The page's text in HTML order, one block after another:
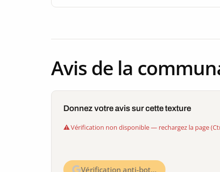
Avis de la
Donnez votre avis sur cette texture
Vérification non disponible — rechargez la page
Vérification anti-bot…